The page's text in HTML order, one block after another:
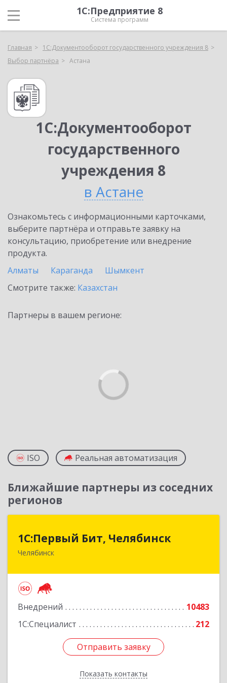
1С:Предприятие 8
Система программ
Главная
1С:Документооборот государственного учреждения 8
Выбор партнёра
Астана
1С:Документооборот
государственного
учреждения 8
в Астане
Ознакомьтесь с информационными карточками,
выберите партнёра и отправьте заявку на
консультацию, приобретение или внедрение
продукта.
Алматы
Караганда
Шымкент
Смотрите также: Казахстан
Партнеры в вашем регионе:
ISO Реальная автоматизация
Ближайшие партнеры из соседних
регионов
1С:Первый Бит, Челябинск
Челябинск
Внедрений
10483
1С:Специалист
212
Отправить заявку
Показать контакты
1С:Первый Бит, Челябинск
Отправить заявку
Назад